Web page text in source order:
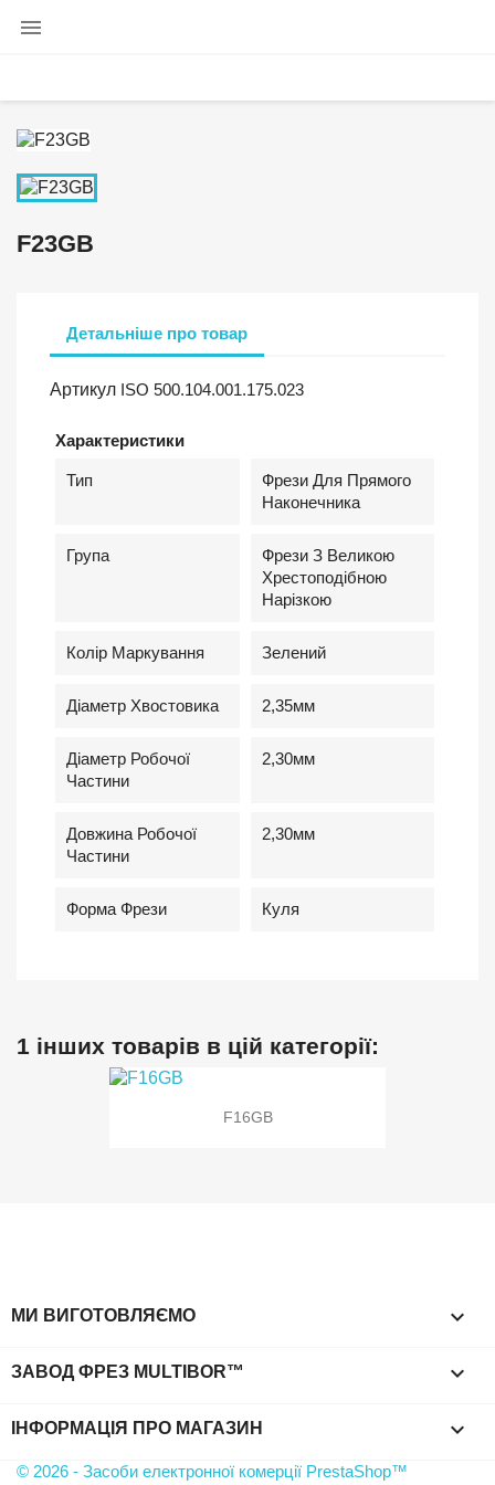

F23GB
Детальніше про товар
Артикул ISO 500.104.001.175.023
Характеристики
Тип
Фрези Для Прямого
Наконечника
Група
Фрези З Великою
Хрестоподібною
Нарізкою
Колір Маркування Зелений
Діаметр Хвостовика 2,35мм
Діаметр Робочої
Частини
2,30мм
Довжина Робочої
Частини
2,30мм
Форма Фрези Куля
1 інших товарів в цій категорії:
F16GB
МИ ВИГОТОВЛЯЄМО 
ЗАВОД ФРЕЗ MULTIBOR™ 
ІНФОРМАЦІЯ ПРО МАГАЗИН keyboard_arrow_down
© 2026 - Засоби електронної комерції PrestaShop™